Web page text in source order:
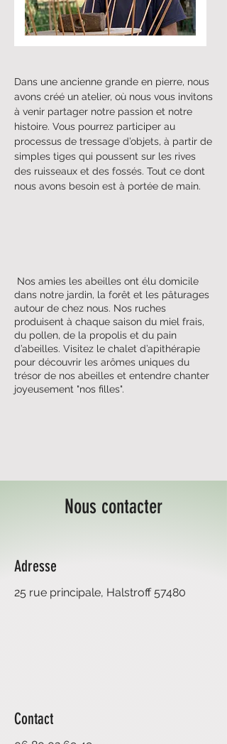
Dans une ancienne grande en pierre, nous
avons créé un atelier, où nous vous invitons
à venir partager notre passion et notre
histoire. Vous pourrez participer au
processus de tressage d’objets, à partir de
simples tiges qui poussent sur les rives
des ruisseaux et des fossés. Tout ce dont
nous avons besoin est à portée de main.
Nos amies les abeilles ont élu domicile
dans notre jardin, la forêt et les pâturages
autour de chez nous. Nos ruches
produisent à chaque saison du miel frais,
du pollen, de la propolis et du pain
d’abeilles. Visitez le chalet d’apithérapie
pour découvrir les arômes uniques du
trésor de nos abeilles et entendre chanter
joyeusement "nos filles".
Nous contacter
Adresse
25 rue principale, Halstroff 57480
Contact